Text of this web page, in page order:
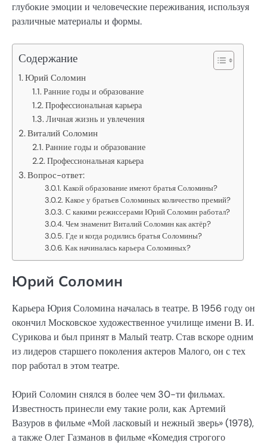
глубокие эмоции и человеческие переживания, используя
различные материалы и формы.
Содержание
Юрий Соломин
Ранние годы и образование
Профессиональная карьера
Личная жизнь и увлечения
Виталий Соломин
Ранние годы и образование
Профессиональная карьера
Вопрос-ответ:
Какой образование имеют братья Соломины?
Какое у братьев Соломиных количество премий?
С какими режиссерами Юрий Соломин работал?
Чем знаменит Виталий Соломин как актёр?
Где и когда родились братья Соломины?
Как начиналась карьера Соломиных?
Юрий Соломин
Карьера Юрия Соломина началась в театре. В 1956 году он
окончил Московское художественное училище имени В. И.
Сурикова и был принят в Малый театр. Став вскоре одним
из лидеров старшего поколения актеров Малого, он с тех
пор работал в этом театре.
Юрий Соломин снялся в более чем 30-ти фильмах.
Известность принесли ему такие роли, как Артемий
Вазуров в фильме «Мой ласковый и нежный зверь» (1978),
а также Олег Газманов в фильме «Комедия строгого